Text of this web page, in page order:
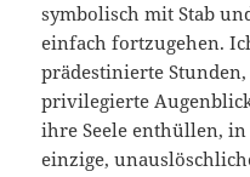
symbolisch mit Stab
einfach fortzugehen.
prädestinierte
privilegierte
ihre Seele enthüllen,
einzige,